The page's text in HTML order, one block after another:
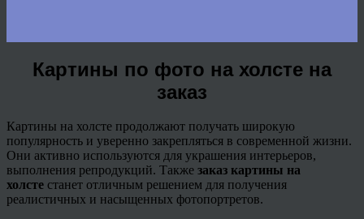
Картины по фото на холсте на
заказ
Картины на холсте продолжают получать широкую
популярность и уверенно закрепляться в современной жизни.
Они активно используются для украшения интерьеров,
выполнения репродукций. Также заказ картины на
холсте станет отличным решением для получения
реалистичных и насыщенных фотопортретов.